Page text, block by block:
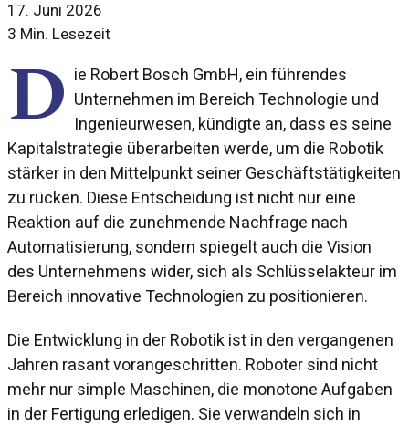
17. Juni 2026
3 Min. Lesezeit
D ie Robert Bosch GmbH, ein führendes
Unternehmen im Bereich Technologie und
Ingenieurwesen, kündigte an, dass es seine
Kapitalstrategie überarbeiten werde, um die Robotik
stärker in den Mittelpunkt seiner Geschäftstätigkeiten
zu rücken. Diese Entscheidung ist nicht nur eine
Reaktion auf die zunehmende Nachfrage nach
Automatisierung, sondern spiegelt auch die Vision
des Unternehmens wider, sich als Schlüsselakteur im
Bereich innovative Technologien zu positionieren.
Die Entwicklung in der Robotik ist in den vergangenen
Jahren rasant vorangeschritten. Roboter sind nicht
mehr nur simple Maschinen, die monotone Aufgaben
in der Fertigung erledigen. Sie verwandeln sich in